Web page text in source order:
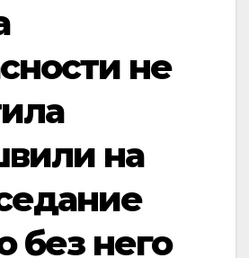
не
на
без него